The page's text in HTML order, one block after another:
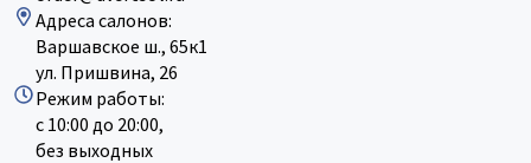
Адреса салонов:
Варшавское ш., 65к1
ул. Пришвина, 26
Режим работы:
с 10:00 до 20:00,
без выходных